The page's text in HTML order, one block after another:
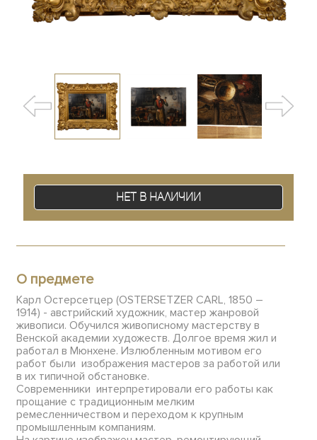
Нет в наличии
О предмете
Карл Остерсетцер (OSTERSETZER CARL, 1850 –
1914) - австрийский художник, мастер жанровой
живописи. Обучился живописному мастерству в
Венской академии художеств. Долгое время жил и
работал в Мюнхене. Излюбленным мотивом его
работ были изображения мастеров за работой или
в их типичной обстановке.
Современники интерпретировали его работы как
прощание с традиционным мелким
ремесленничеством и переходом к крупным
промышленным компаниям.